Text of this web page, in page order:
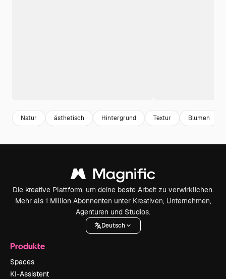
Natur ästhetisch Hintergrund Textur Blumen
Die kreative Plattform, um deine beste Arbeit zu verwirklichen.
Mehr als 1 Million Abonnenten unter Kreativen, Unternehmen,
Agenturen und Studios.
Deutsch
Produkte
Spaces
KI-Assistent